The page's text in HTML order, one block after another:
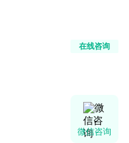
在线咨询
微信咨询